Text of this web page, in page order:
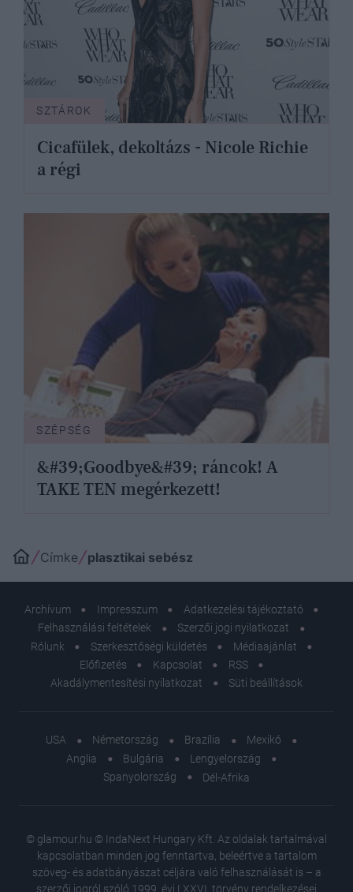
SZTÁROK
Cicafülek, dekoltázs - Nicole Richie
a régi
SZÉPSÉG
&#39;Goodbye&#39; ráncok! A
TAKE TEN megérkezett!
Címke plasztikai sebész
Archívum Impresszum
Adatkezelési tájékoztató
Felhasználási feltételek
Szerzői jogi nyilatkozat
Rólunk
Szerkesztőségi küldetés
Médiaajánlat
Előfizetés
Kapcsolat
RSS
Akadálymentesítési nyilatkozat
Süti beállítások
USA Németország Brazília
Mexikó
Anglia
Bulgária
Lengyelország
Spanyolország
Dél-Afrika
© glamour.hu © IndaNext Hungary Kft. Az oldalak tartalmával
kapcsolatban minden jog fenntartva, beleértve a tartalom
szöveg- és adatbányászat céljára való felhasználását is – a
szerzői jogról szóló 1999. évi LXXVI. törvény rendelkezései